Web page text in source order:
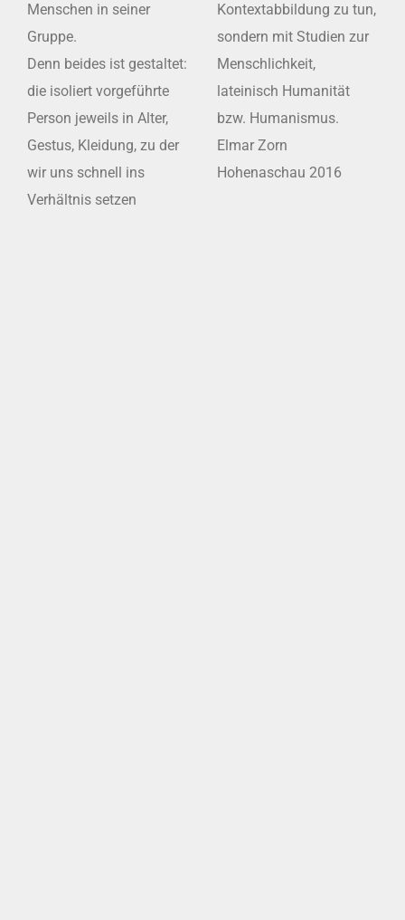
Menschen in seiner
Gruppe.
Denn beides ist gestaltet:
die isoliert vorgeführte
Person jeweils in Alter,
Gestus, Kleidung, zu der
wir uns schnell ins
Verhältnis setzen
Kontextabbildung zu tun,
sondern mit Studien zur
Menschlichkeit,
lateinisch Humanität
bzw. Humanismus.
Elmar Zorn
Hohenaschau 2016